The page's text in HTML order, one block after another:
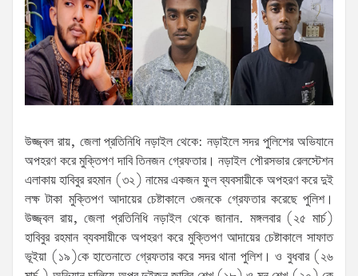
উজ্জ্বল রায়, জেলা প্রতিনিধি নড়াইল থেকে: নড়াইলে সদর পুলিশের অভিযানে
অপহরণ করে মুক্তিপণ দাবি তিনজন গ্রেফতার। নড়াইল পৌরসভার রেলস্টেশন
এলাকায় হাবিবুর রহমান (৩২) নামের একজন ফুল ব্যবসায়ীকে অপহরণ করে দুই
লক্ষ টাকা মুক্তিপণ আদায়ের চেষ্টাকালে ৩জনকে গ্রেফতার করেছে পুলিশ।
উজ্জ্বল রায়, জেলা প্রতিনিধি নড়াইল থেকে জানান. মঙ্গলবার (২৫ মার্চ)
হাবিবুর রহমান ব্যবসায়ীকে অপহরণ করে মুক্তিপণ আদায়ের চেষ্টাকালে সাফাত
ভূইয়া (১৯)কে হাতেনাতে গ্রেফতার করে সদর থানা পুলিশ। ও বুধবার (২৬